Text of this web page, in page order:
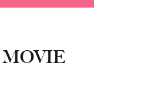
新着記事一覧へ
MOVIE